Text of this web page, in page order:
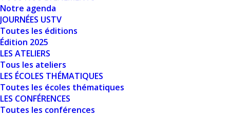
Notre agenda
JOURNÉES USTV
Toutes les éditions
Édition 2025
LES ATELIERS
Tous les ateliers
LES ÉCOLES THÉMATIQUES
Toutes les écoles thématiques
LES CONFÉRENCES
Toutes les conférences
Nombre de fichiers
Date de création
Dernière mise à
jour
FOURS,